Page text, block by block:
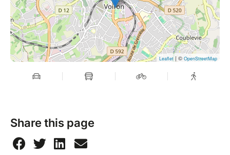
Leaflet | © OpenStreetMap
Share this page